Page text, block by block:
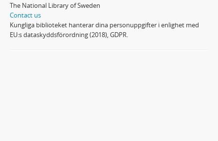
The National Library of Sweden
Contact us
Kungliga biblioteket hanterar dina personuppgifter i enlighet med
EU:s dataskyddsförordning (2018), GDPR.